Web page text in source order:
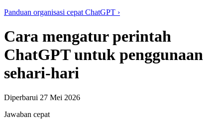
Panduan organisasi cepat ChatGPT ›
Cara mengatur perintah
ChatGPT untuk penggunaan
sehari-hari
Diperbarui 27 Mei 2026
Jawaban cepat